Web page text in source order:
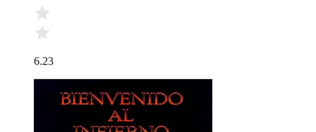
6.23